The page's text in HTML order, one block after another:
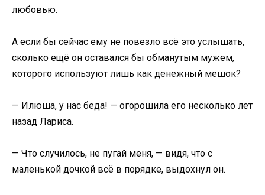
любовью.
А если бы сейчас ему не повезло всё это услышать,
сколько ещё он оставался бы обманутым мужем,
которого используют лишь как денежный мешок?
— Илюша, у нас беда! — огорошила его несколько лет
назад Лариса.
— Что случилось, не пугай меня, — видя, что с
маленькой дочкой всё в порядке, выдохнул он.